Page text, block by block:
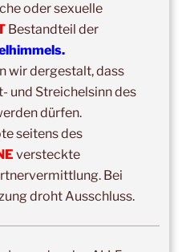
2026
5h Kuscheln
2026 –Jahresgruppe
Kuscheltrainer*in
2026–Marburg
2026–27.
oder sexuelle
Bestandteil der
wir dergestalt, dass
und Streichelsinn des
dürfen.
seitens des
versteckte
Bei
droht Ausschluss.